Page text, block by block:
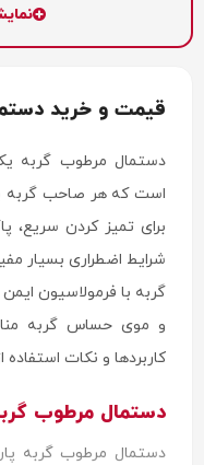
قیمت و خرید
دستمال مرطوب گربه
است که هر صاحب گربه
برای تمیز کردن سریع،
شرایط اضطراری بسیار
گربه با فرمولاسیون
و موی حساس گربه
کاربردها و نکات
دستمال مرطوب
دستمال مرطوب گربه